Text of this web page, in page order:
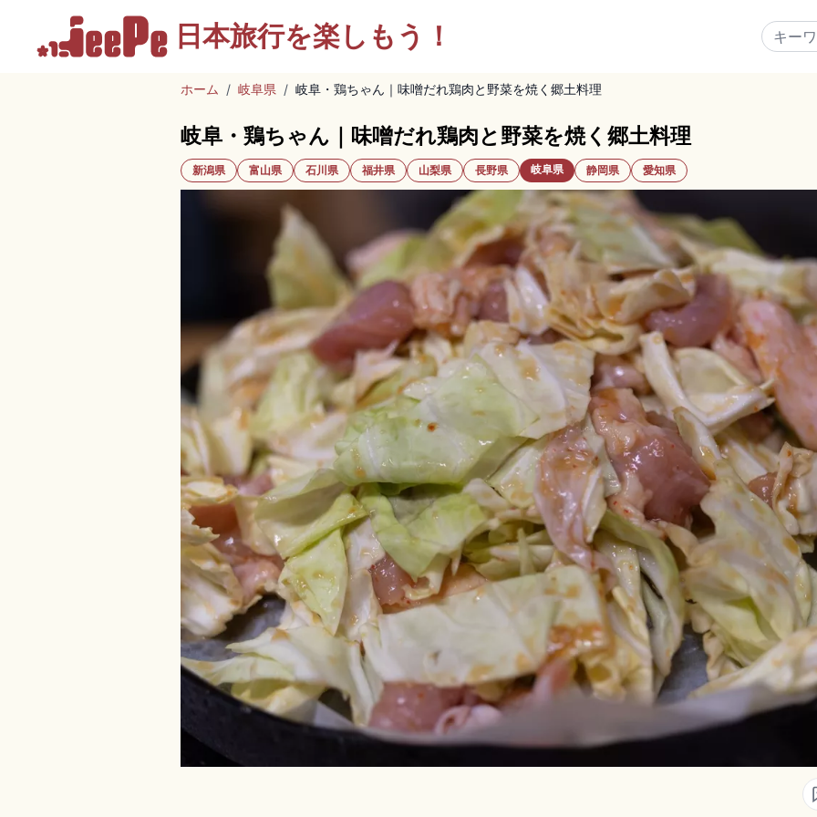
日本旅行を楽しもう！
ホーム / 岐阜県 / 岐阜・鶏ちゃん｜味噌だれ鶏肉と野菜を焼く郷土料理
岐阜・鶏ちゃん｜味噌だれ鶏肉と野菜を焼く郷土料理
新潟県 富山県 石川県 福井県 山梨県 長野県 岐阜県 静岡県 愛知県